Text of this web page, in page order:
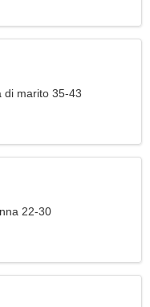
di marito 35-43
22-30